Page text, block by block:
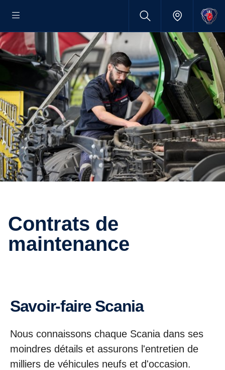
Contrats de
maintenance
Savoir-faire Scania
Nous connaissons chaque Scania dans ses
moindres détails et assurons l'entretien de
milliers de véhicules neufs et d'occasion.